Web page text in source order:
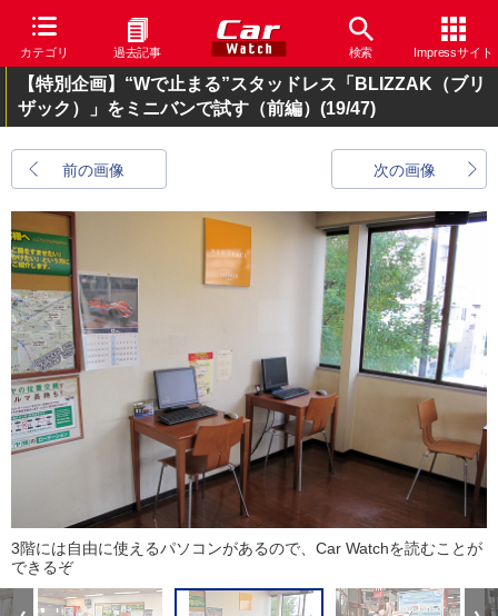
カテゴリ 過去記事 検索 Impressサイト
【特別企画】“Wで止まる”スタッドレス「BLIZZAK（ブリ
ザック）」をミニバンで試す（前編） (19/47)
前の画像 次の画像
3階には自由に使えるパソコンがあるので、Car Watchを読むことが
できるぞ